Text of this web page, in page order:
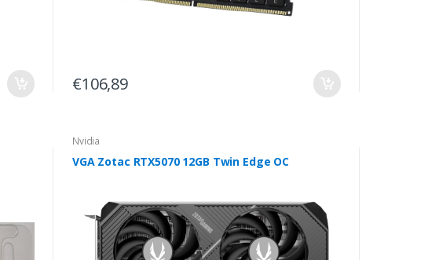
€106,89
Nvidia
VGA Zotac RTX5070 12GB Twin Edge OC